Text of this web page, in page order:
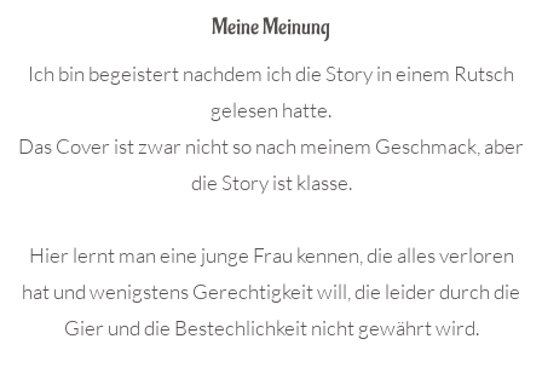
Meine Meinung
Ich bin begeistert nachdem ich die Story in einem Rutsch
gelesen hatte.
Das Cover ist zwar nicht so nach meinem Geschmack, aber
die Story ist klasse.
Hier lernt man eine junge Frau kennen, die alles verloren
hat und wenigstens Gerechtigkeit will, die leider durch die
Gier und die Bestechlichkeit nicht gewährt wird.